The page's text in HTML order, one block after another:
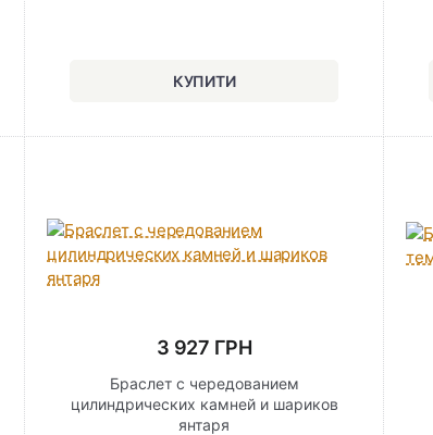
3 927 ГРН
Браслет с чередованием
цилиндрических камней и шариков
янтаря